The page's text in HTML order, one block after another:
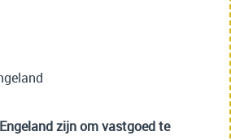
zijn om vastgoed te